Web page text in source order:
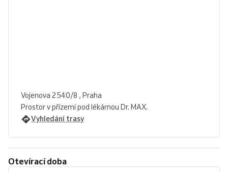
Vojenova 2540/8 , Praha
Prostor v přízemí pod lékárnou Dr. MAX.
Vyhledání trasy
Otevírací doba